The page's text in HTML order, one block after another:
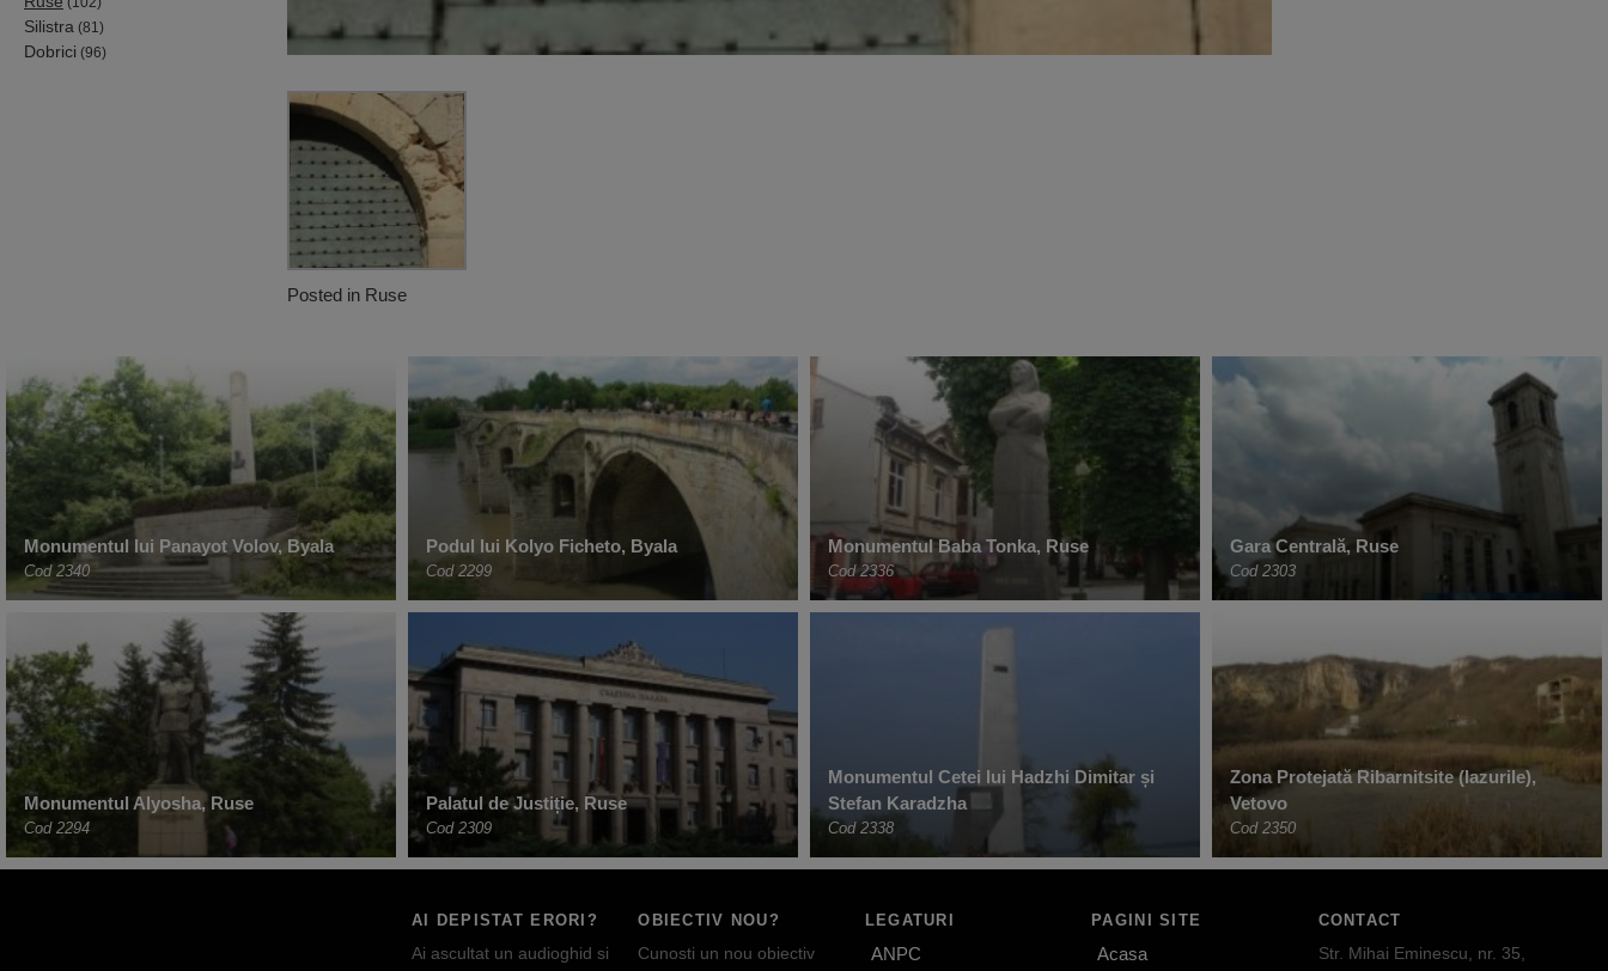
Silistra (81)
Dobrici (96)
Posted in Ruse
Monumentul lui Panayot Volov, Byala
Cod 2340
Podul lui Kolyo Ficheto, Byala
Cod 2299
Monumentul Baba Tonka, Ruse
Cod 2336
Gara Centrală, Ruse
Cod 2303
Monumentul Alyosha, Ruse
Cod 2294
Palatul de Justiție, Ruse
Cod 2309
Monumentul Cetei lui Hadzhi Dimitar și
Stefan Karadzha
Cod 2338
Zona Protejată Ribarnitsite (Iazurile),
Vetovo
Cod 2350
AI DEPISTAT ERORI?
Ai ascultat un audioghid si
OBIECTIV NOU?
Cunosti un nou obiectiv
LEGATURI
ANPC
PAGINI SITE
Acasa
CONTACT
Str. Mihai Eminescu, nr. 35,